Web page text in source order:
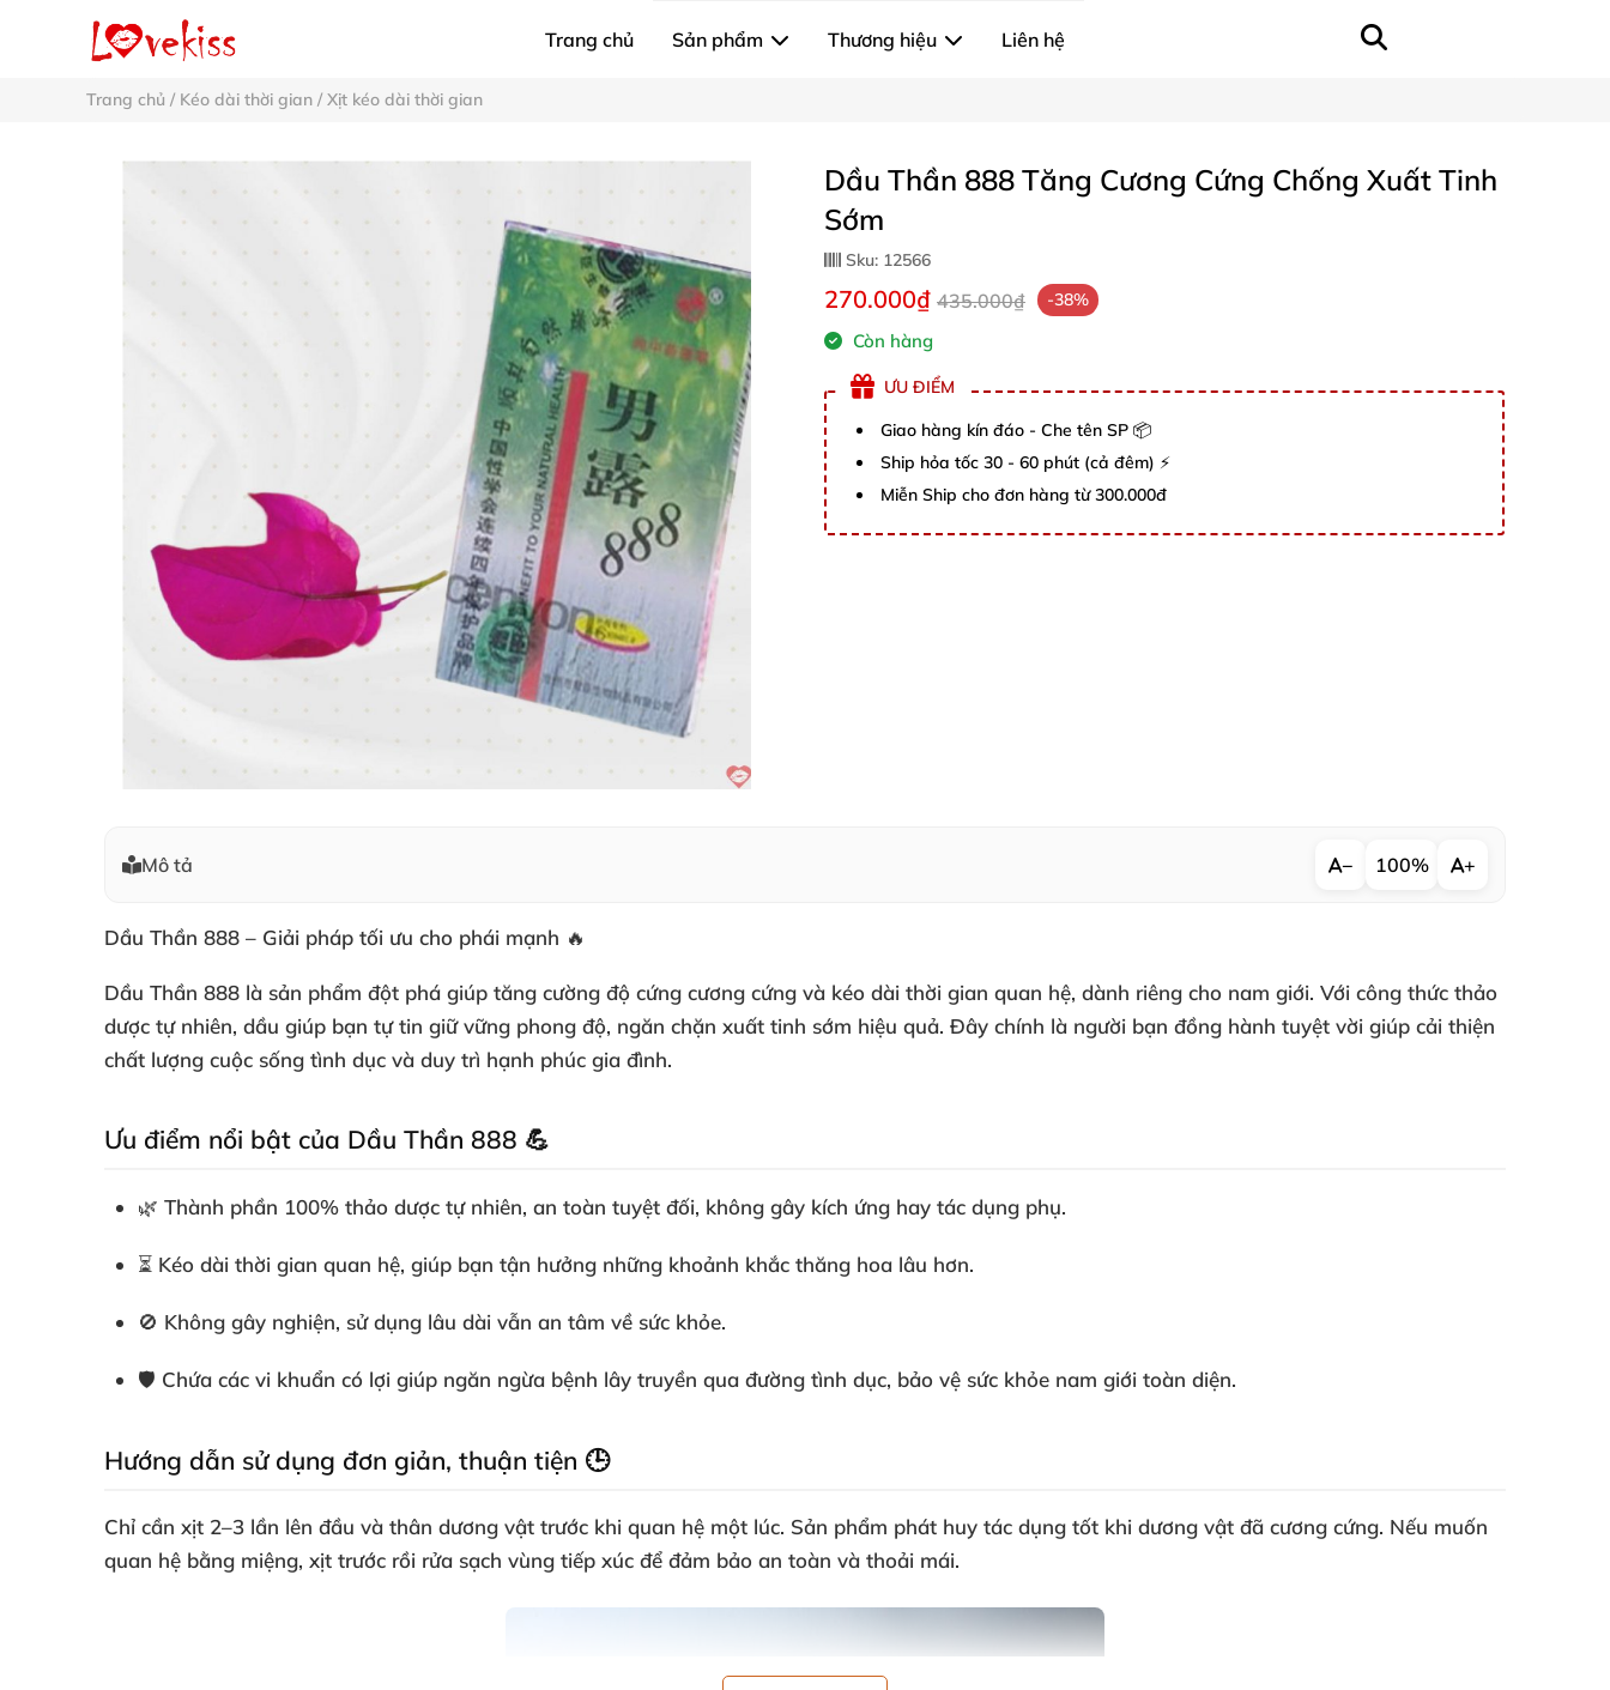
Trang chủ Sản phẩm Thương hiệu Liên hệ
Trang chủ / Kéo dài thời gian / Xịt kéo dài thời gian
Dầu Thần 888 Tăng Cương Cứng Chống Xuất Tinh
Sớm
Sku: 12566
270.000₫ 435.000₫ -38%
Còn hàng
ƯU ĐIỂM
Giao hàng kín đáo - Che tên SP 📦
Ship hỏa tốc 30 - 60 phút (cả đêm) ⚡
Miễn Ship cho đơn hàng từ 300.000đ
Mô tả − 100% +
Dầu Thần 888 – Giải pháp tối ưu cho phái mạnh 🔥
Dầu Thần 888 là sản phẩm đột phá giúp tăng cường độ cứng cương cứng và kéo dài thời gian quan hệ, dành riêng cho nam giới. Với công thức thảo
dược tự nhiên, dầu giúp bạn tự tin giữ vững phong độ, ngăn chặn xuất tinh sớm hiệu quả. Đây chính là người bạn đồng hành tuyệt vời giúp cải thiện
chất lượng cuộc sống tình dục và duy trì hạnh phúc gia đình.
Ưu điểm nổi bật của Dầu Thần 888 💪
🌿 Thành phần 100% thảo dược tự nhiên, an toàn tuyệt đối, không gây kích ứng hay tác dụng phụ.
⏳ Kéo dài thời gian quan hệ, giúp bạn tận hưởng những khoảnh khắc thăng hoa lâu hơn.
🚫 Không gây nghiện, sử dụng lâu dài vẫn an tâm về sức khỏe.
🛡️ Chứa các vi khuẩn có lợi giúp ngăn ngừa bệnh lây truyền qua đường tình dục, bảo vệ sức khỏe nam giới toàn diện.
Hướng dẫn sử dụng đơn giản, thuận tiện 🕒
Chỉ cần xịt 2–3 lần lên đầu và thân dương vật trước khi quan hệ một lúc. Sản phẩm phát huy tác dụng tốt khi dương vật đã cương cứng. Nếu muốn
quan hệ bằng miệng, xịt trước rồi rửa sạch vùng tiếp xúc để đảm bảo an toàn và thoải mái.